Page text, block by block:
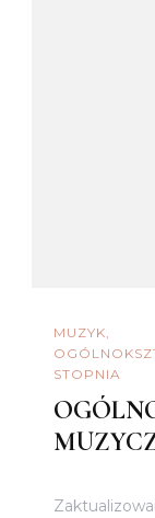
MUZYK
STOPNIA